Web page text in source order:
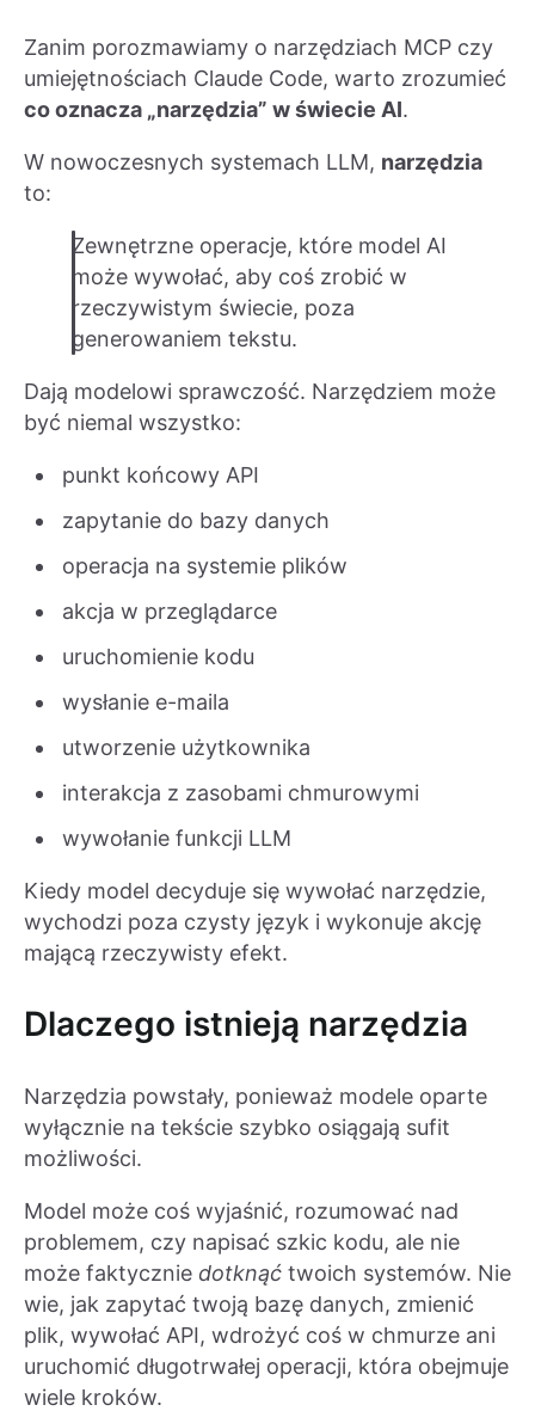
Zanim porozmawiamy o narzędziach MCP czy
umiejętnościach Claude Code, warto zrozumieć
co oznacza „narzędzia” w świecie AI.
W nowoczesnych systemach LLM, narzędzia
to:
Zewnętrzne operacje, które model AI
może wywołać, aby coś zrobić w
rzeczywistym świecie, poza
generowaniem tekstu.
Dają modelowi sprawczość. Narzędziem może
być niemal wszystko:
punkt końcowy API
zapytanie do bazy danych
operacja na systemie plików
akcja w przeglądarce
uruchomienie kodu
wysłanie e-maila
utworzenie użytkownika
interakcja z zasobami chmurowymi
wywołanie funkcji LLM
Kiedy model decyduje się wywołać narzędzie,
wychodzi poza czysty język i wykonuje akcję
mającą rzeczywisty efekt.
Dlaczego istnieją narzędzia
Narzędzia powstały, ponieważ modele oparte
wyłącznie na tekście szybko osiągają sufit
możliwości.
Model może coś wyjaśnić, rozumować nad
problemem, czy napisać szkic kodu, ale nie
może faktycznie dotknąć twoich systemów. Nie
wie, jak zapytać twoją bazę danych, zmienić
plik, wywołać API, wdrożyć coś w chmurze ani
uruchomić długotrwałej operacji, która obejmuje
wiele kroków.